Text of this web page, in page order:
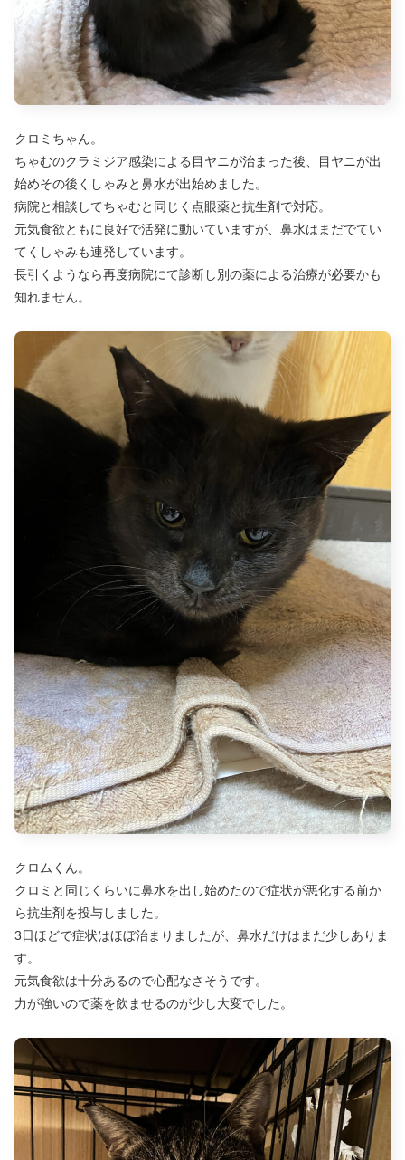
クロミちゃん。
ちゃむのクラミジア感染による目ヤニが治まった後、目ヤニが出
始めその後くしゃみと鼻水が出始めました。
病院と相談してちゃむと同じく点眼薬と抗生剤で対応。
元気食欲ともに良好で活発に動いていますが、鼻水はまだでてい
てくしゃみも連発しています。
長引くようなら再度病院にて診断し別の薬による治療が必要かも
知れません。
クロムくん。
クロミと同じくらいに鼻水を出し始めたので症状が悪化する前か
ら抗生剤を投与しました。
3日ほどで症状はほぼ治まりましたが、鼻水だけはまだ少しありま
す。
元気食欲は十分あるので心配なさそうです。
力が強いので薬を飲ませるのが少し大変でした。